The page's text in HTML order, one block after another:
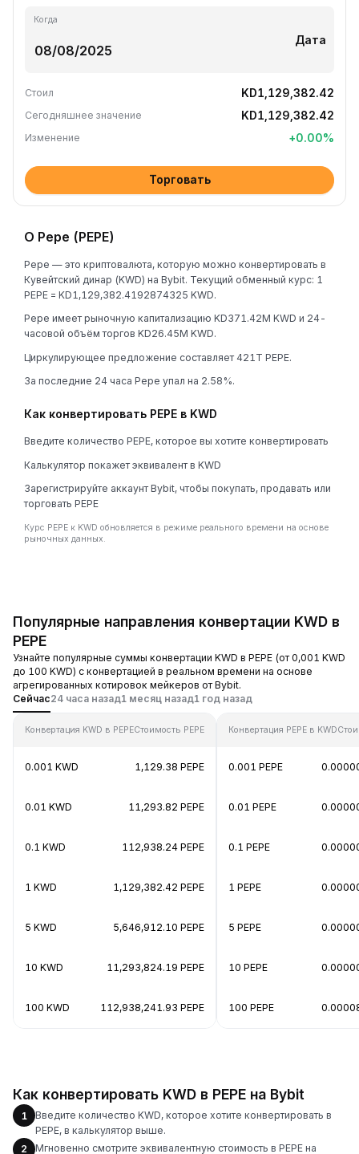
Когда
Дата
Стоил KD1,129,382.42
Сегодняшнее значение KD1,129,382.42
Изменение +0.00%
Торговать
О Pepe (PEPE)
Pepe — это криптовалюта, которую можно конвертировать в
Кувейтский динар (KWD) на Bybit. Текущий обменный курс: 1
PEPE = KD1,129,382.4192874325 KWD.
Pepe имеет рыночную капитализацию KD371.42M KWD и 24-
часовой объём торгов KD26.45M KWD.
Циркулирующее предложение составляет 421T PEPE.
За последние 24 часа Pepe упал на 2.58%.
Как конвертировать PEPE в KWD
Введите количество PEPE, которое вы хотите конвертировать
Калькулятор покажет эквивалент в KWD
Зарегистрируйте аккаунт Bybit, чтобы покупать, продавать или
торговать PEPE
Курс PEPE к KWD обновляется в режиме реального времени на основе
рыночных данных.
Популярные направления конвертации KWD в
PEPE
Узнайте популярные суммы конвертации KWD в PEPE (от 0,001 KWD
до 100 KWD) с конвертацией в реальном времени на основе
агрегированных котировок мейкеров от Bybit.
Сейчас24 часа назад1 месяц назад1 год назад
Конвертация KWD в PEPEСтоимость PEPE
0.001 KWD 1,129.38 PEPE
0.01 KWD 11,293.82 PEPE
0.1 KWD 112,938.24 PEPE
1 KWD 1,129,382.42 PEPE
5 KWD 5,646,912.10 PEPE
10 KWD 11,293,824.19 PEPE
100 KWD 112,938,241.93 PEPE
Конвертация PEPE в KWD
0.001 PEPE
0.01 PEPE
0.1 PEPE
1 PEPE
5 PEPE
10 PEPE
100 PEPE
Как конвертировать KWD в PEPE на Bybit
1
Введите количество KWD, которое хотите конвертировать в
PEPE, в калькулятор выше.
2
Мгновенно смотрите эквивалентную стоимость в PEPE на